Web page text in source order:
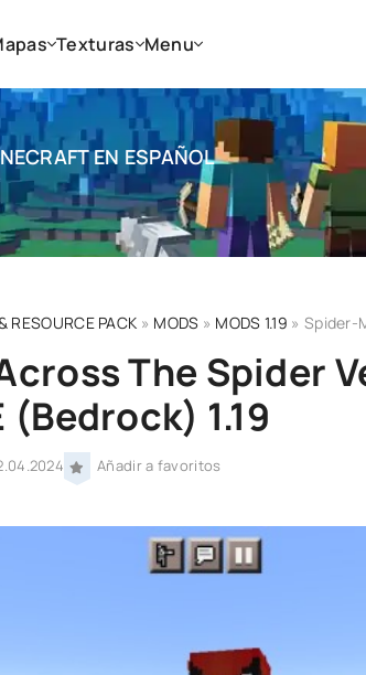
Texturas Menu
EN ESPAÑOL
RESOURCE PACK » MODS » MODS 1.19 » Spider-Man
The Spider
1.19
Añadir a favoritos